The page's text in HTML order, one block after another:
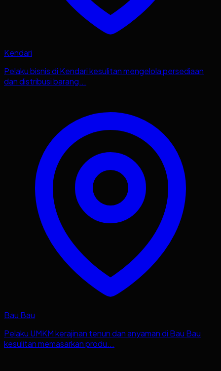
Kendari
Pelaku bisnis di Kendari kesulitan mengelola persediaan
dan distribusi barang...
Bau Bau
Pelaku UMKM kerajinan tenun dan anyaman di Bau Bau
kesulitan memasarkan produ...